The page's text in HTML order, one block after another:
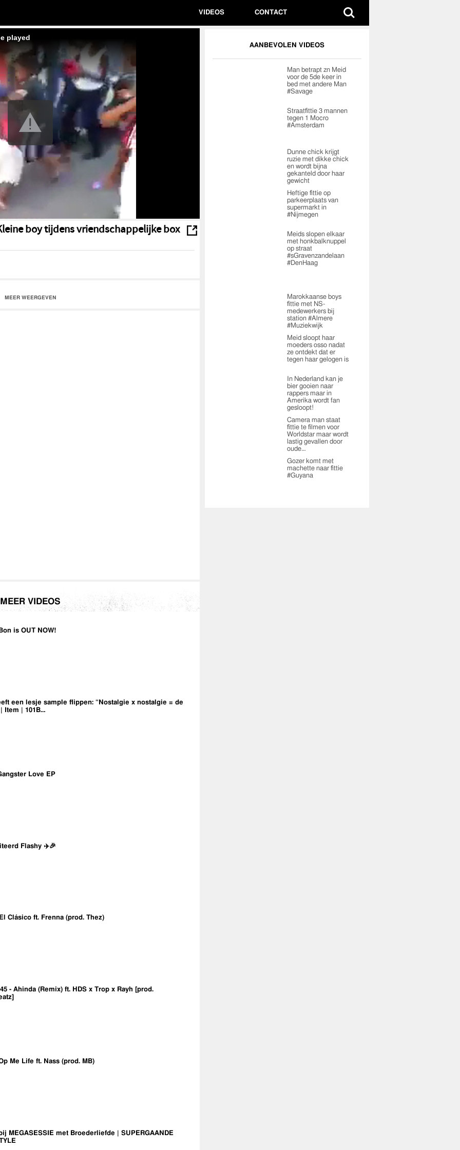
VIDEOS CONTACT
played
AANBEVOLEN VIDEOS
Man betrapt zn Meid
voor de 5de keer in
bed met andere Man
#Savage
Straatfittie 3 mannen
tegen 1 Mocro
#Amsterdam
Dunne chick krijgt
ruzie met dikke chick
en wordt bijna
gekanteld door haar
gewicht
Heftige fittie op
parkeerplaats van
supermarkt in
#Nijmegen
Meids slopen elkaar
met honkbalknuppel
op straat
#sGravenzandelaan
#DenHaag
Marokkaanse boys
fittie met NS-
medewerkers bij
station #Almere
#Muziekwijk
Meid sloopt haar
moeders osso nadat
ze ontdekt dat er
tegen haar gelogen is
In Nederland kan je
bier gooien naar
rappers maar in
Amerika wordt fan
gesloopt!
Camera man staat
fittie te filmen voor
Worldstar maar wordt
lastig gevallen door
oude…
Gozer komt met
machette naar fittie
#Guyana
boy tijdens vriendschappelijke box
box wedstrijd
MEER WEERGEVEN
MEER VIDEOS
is OUT NOW!
een lesje sample flippen: “Nostalgie x nostalgie = de
Item | 101B…
Love EP
Flashy ✈️🎉
Clásico ft. Frenna (prod. Thez)
- Ahinda (Remix) ft. HDS x Trop x Rayh [prod.
Me Life ft. Nass (prod. MB)
MEGASESSIE met Broederliefde | SUPERGAANDE